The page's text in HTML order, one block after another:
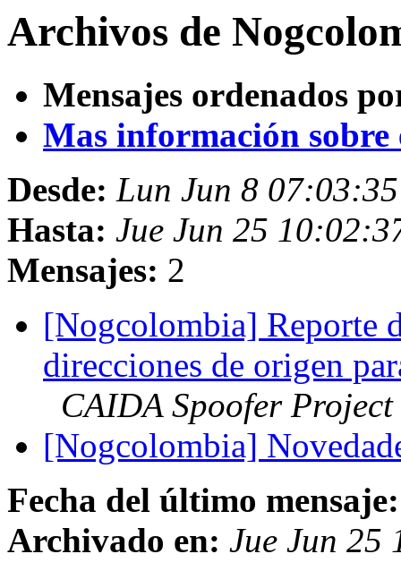
Archivos de
Mensajes ordenados
Mas información sobre
Desde: Lun Jun 8
Hasta: Jue Jun 25
Mensajes: 2
[Nogcolombia] Reporte
direcciones de origen
CAIDA Spoofer Project
[Nogcolombia]
Fecha del último mensaje:
Archivado en: Jue Jun 25